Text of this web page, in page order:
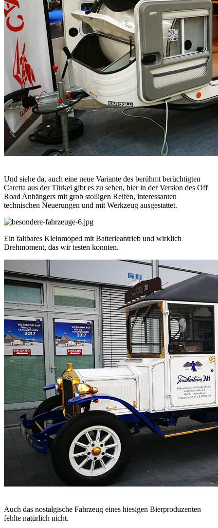
Und siehe da, auch eine neue Variante des berühmt berüchtigten
Caretta aus der Türkei gibt es zu sehen, hier in der Version des Off
Road Anhängers mit grob stolligen Reifen, interessanten
technischen Neuerungen und mit Werkzeug ausgestattet.
Ein faltbares Kleinmoped mit Batterieantrieb und wirklich
Drehmoment, das wir testen konnten.
Auch das nostalgische Fahrzeug eines hiesigen Bierproduzenten
fehlte natürlich nicht.